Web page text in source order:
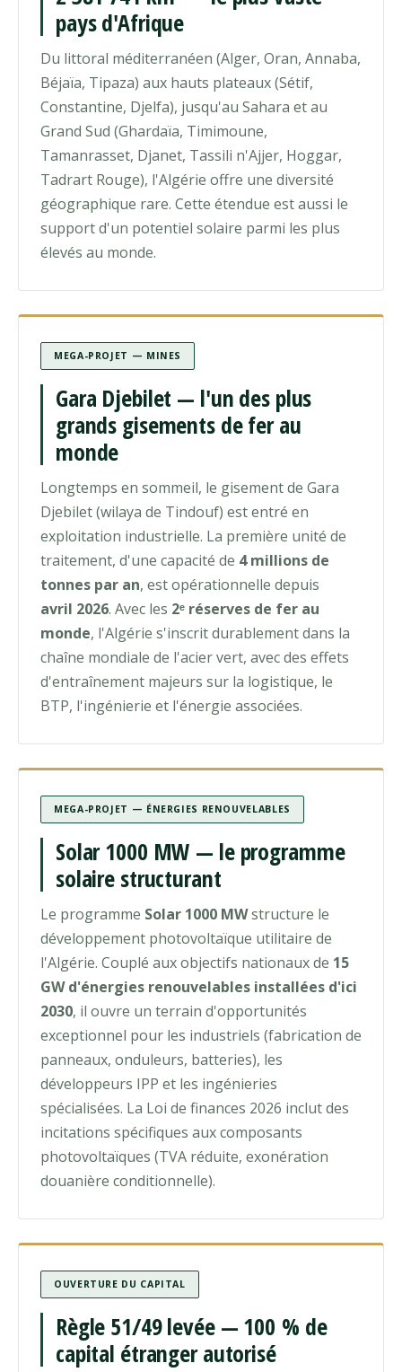
pays d'Afrique
Du littoral méditerranéen (Alger, Oran, Annaba,
Béjaïa, Tipaza) aux hauts plateaux (Sétif,
Constantine, Djelfa), jusqu'au Sahara et au
Grand Sud (Ghardaïa, Timimoune,
Tamanrasset, Djanet, Tassili n'Ajjer, Hoggar,
Tadrart Rouge), l'Algérie offre une diversité
géographique rare. Cette étendue est aussi le
support d'un potentiel solaire parmi les plus
élevés au monde.
MEGA-PROJET — MINES
Gara Djebilet — l'un des plus
grands gisements de fer au
monde
Longtemps en sommeil, le gisement de Gara
Djebilet (wilaya de Tindouf) est entré en
exploitation industrielle. La première unité de
traitement, d'une capacité de 4 millions de
tonnes par an, est opérationnelle depuis
avril 2026. Avec les 2ᵉ réserves de fer au
monde, l'Algérie s'inscrit durablement dans la
chaîne mondiale de l'acier vert, avec des effets
d'entraînement majeurs sur la logistique, le
BTP, l'ingénierie et l'énergie associées.
MEGA-PROJET — ÉNERGIES RENOUVELABLES
Solar 1000 MW — le programme
solaire structurant
Le programme Solar 1000 MWstructure le
développement photovoltaïque utilitaire de
l'Algérie. Couplé aux objectifs nationaux de 15
GW d'énergies renouvelables installées d'ici
2030, il ouvre un terrain d'opportunités
exceptionnel pour les industriels (fabrication de
panneaux, onduleurs, batteries), les
développeurs IPP et les ingénieries
spécialisées. La Loi de finances 2026 inclut des
incitations spécifiques aux composants
photovoltaïques (TVA réduite, exonération
douanière conditionnelle).
OUVERTURE DU CAPITAL
Règle 51/49 levée — 100 % de
capital étranger autorisé